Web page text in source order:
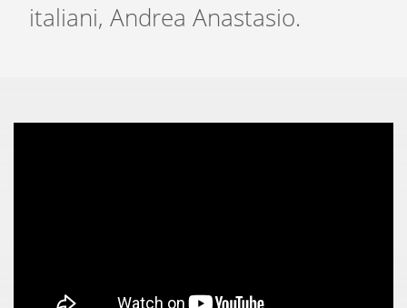
italiani, Andrea Anastasio.